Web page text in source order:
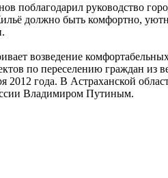
руководство
должно быть комфортно,
возведение
по переселению граждан из
2012 года. В Астраханской
Владимиром Путиным.